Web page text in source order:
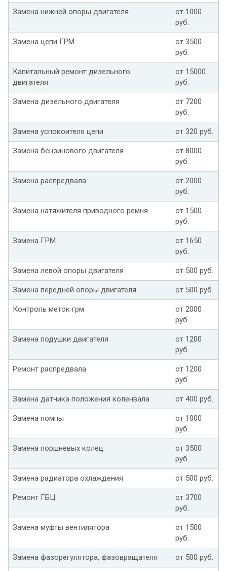
Замена нижней опоры двигателя
от 1000
руб.
Замена цепи ГРМ
от 3500
руб.
Капитальный ремонт дизельного
двигателя
от 15000
руб.
Замена дизельного двигателя
от 7200
руб.
Замена успокоителя цепи от 320 руб.
Замена бензинового двигателя
от 8000
руб.
Замена распредвала
от 2000
руб.
Замена натяжителя приводного ремня
от 1500
руб.
Замена ГРМ
от 1650
руб.
Замена левой опоры двигателя от 500 руб.
Замена передней опоры двигателя от 500 руб.
Контроль меток грм
от 2000
руб.
Замена подушки двигателя
от 1200
руб.
Ремонт распредвала
от 1200
руб.
Замена датчика положения коленвала от 400 руб.
Замена помпы
от 1000
руб.
Замена поршневых колец
от 3500
руб.
Замена радиатора охлаждения от 500 руб.
Ремонт ГБЦ
от 3700
руб.
Замена муфты вентилятора
от 1500
руб.
Замена фазорегулятора, фазовращателя от 500 руб.